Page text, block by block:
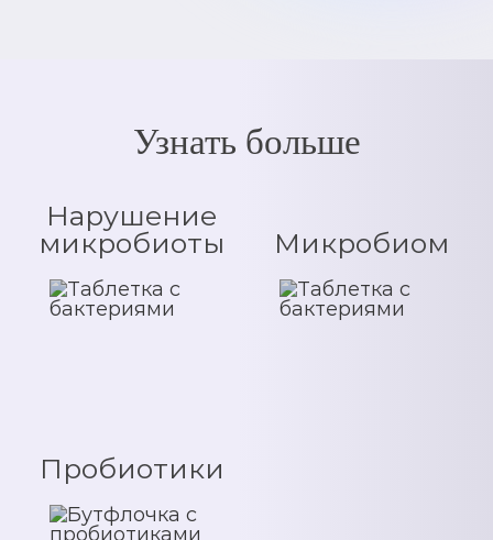
Узнать больше
Нарушение
микробиоты
Микробиом
Пробиотики